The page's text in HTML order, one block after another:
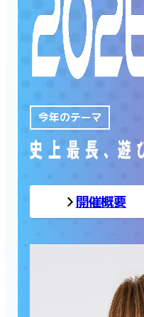
今年のテーマ
開催概要